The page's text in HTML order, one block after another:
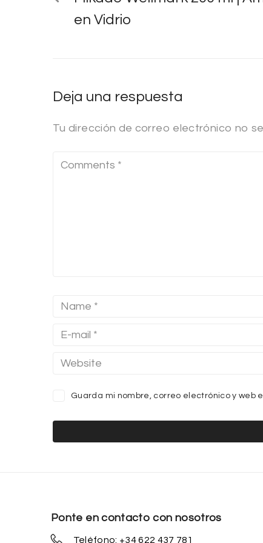
en Vidrio
Deja una respuesta
Tu dirección de correo electrónico no
Guarda mi nombre, correo electrónico y web
Ponte en contacto con nosotros
Teléfono: +34 622 437 781